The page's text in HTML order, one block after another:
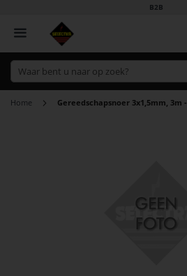
B2B
Home Gereedschapsnoer 3x1,5mm, 3m